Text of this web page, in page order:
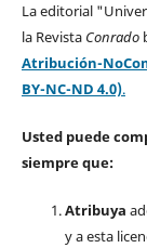
La editorial
la Revista Conrado
Atribución-
BY-NC-ND 4.0).
Usted puede
siempre que:
Atribuya
y a esta